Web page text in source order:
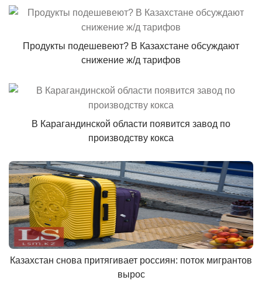
Продукты подешевеют? В Казахстане обсуждают
снижение ж/д тарифов
В Карагандинской области появится завод по
производству кокса
Казахстан снова притягивает россиян: поток мигрантов
вырос